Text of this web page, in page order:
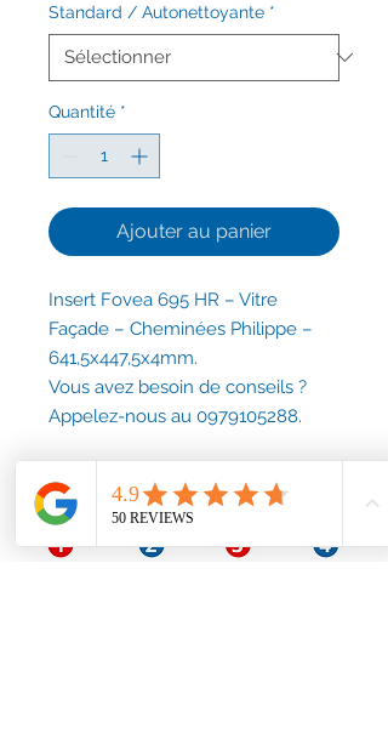
Standard / Autonettoyante *
Quantité *
Ajouter au panier
Insert Fovea 695 HR – Vitre
Façade – Cheminées Philippe –
641,5x447,5x4mm.
Vous avez besoin de conseils ?
Appelez-nous au 0979105288.